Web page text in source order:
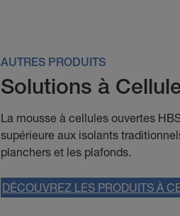
AUTRES PRODUITS
Solutions à
La mousse à cellules ouvertes
supérieure aux isolants
planchers et les plafonds.
DÉCOUVREZ LES PRODUITS À